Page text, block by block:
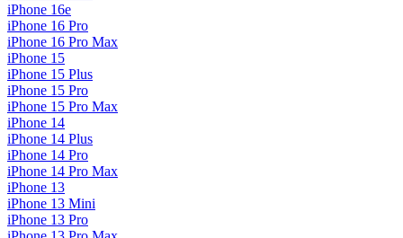
iPhone 16e
iPhone 16 Pro
iPhone 16 Pro Max
iPhone 15
iPhone 15 Plus
iPhone 15 Pro
iPhone 15 Pro Max
iPhone 14
iPhone 14 Plus
iPhone 14 Pro
iPhone 14 Pro Max
iPhone 13
iPhone 13 Mini
iPhone 13 Pro